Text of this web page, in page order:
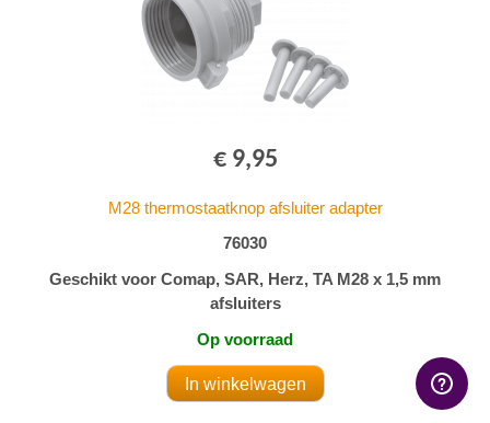
€ 9,95
M28 thermostaatknop afsluiter adapter
76030
Geschikt voor Comap, SAR, Herz, TA M28 x 1,5 mm
afsluiters
Op voorraad